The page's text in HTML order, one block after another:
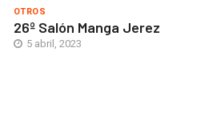
OTROS
26º Salón Manga Jerez
5 abril, 2023